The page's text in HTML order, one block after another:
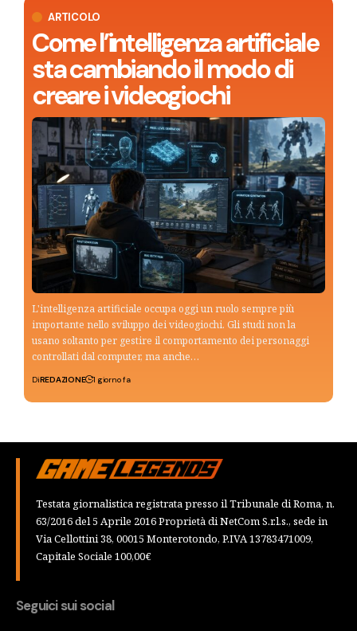
ARTICOLO
Come l’intelligenza artificiale
sta cambiando il modo di
creare i videogiochi
L'intelligenza artificiale occupa oggi un ruolo sempre più
importante nello sviluppo dei videogiochi. Gli studi non la
usano soltanto per gestire il comportamento dei personaggi
controllati dal computer, ma anche…
DiREDAZIONE 1 giorno fa
Testata giornalistica registrata presso il Tribunale di Roma, n.
63/2016 del 5 Aprile 2016 Proprietà di NetCom S.r.l.s., sede in
Via Cellottini 38, 00015 Monterotondo, P.IVA 13783471009,
Capitale Sociale 100,00€
Seguici sui social